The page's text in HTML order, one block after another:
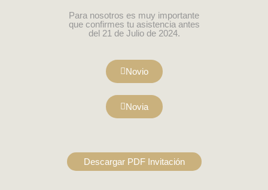
Para nosotros es muy importante
que confirmes tu asistencia antes
del 21 de Julio de 2024.
Novio
Novia
Descargar PDF Invitación